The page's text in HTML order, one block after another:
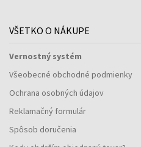
VŠETKO O NÁKUPE
Vernostný systém
Všeobecné obchodné podmienky
Ochrana osobných údajov
Reklamačný formulár
Spôsob doručenia